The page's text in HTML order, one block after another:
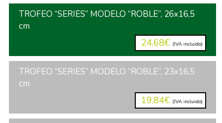
TROFEO “SERIES” MODELO “ROBLE”, 26x16,5
cm
24,68€ (IVA incluido)
TROFEO “SERIES” MODELO “ROBLE”, 23x16,5
cm
19,84€ (IVA incluido)